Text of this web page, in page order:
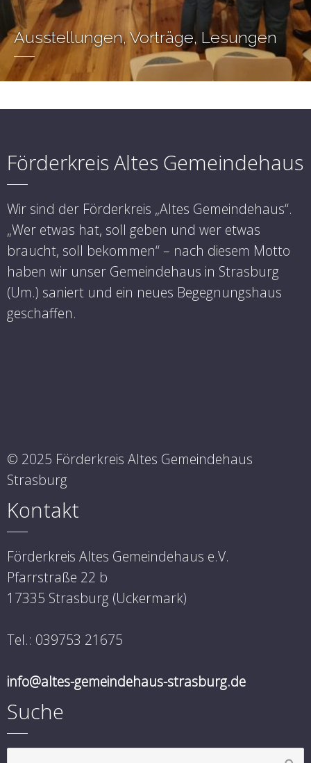
Ausstellungen, Vorträge, Lesungen
Förderkreis Altes Gemeindehaus
Wir sind der Förderkreis „Altes Gemeindehaus“.
„Wer etwas hat, soll geben und wer etwas
braucht, soll bekommen“ – nach diesem Motto
haben wir unser Gemeindehaus in Strasburg
(Um.) saniert und ein neues Begegnungshaus
geschaffen.
© 2025 Förderkreis Altes Gemeindehaus
Strasburg
Kontakt
Förderkreis Altes Gemeindehaus e.V.
Pfarrstraße 22 b
17335 Strasburg (Uckermark)
Tel.: 039753 21675
info@altes-gemeindehaus-strasburg.de
Suche